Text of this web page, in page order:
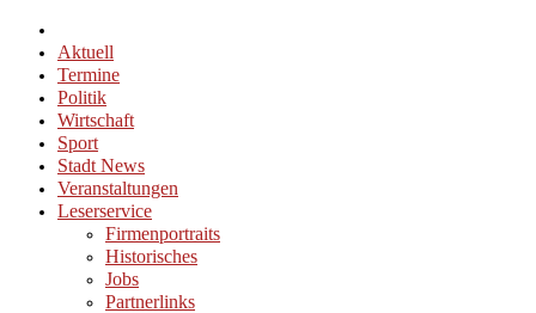
Aktuell
Termine
Politik
Wirtschaft
Sport
Stadt News
Veranstaltungen
Leserservice
Firmenportraits
Historisches
Jobs
Partnerlinks